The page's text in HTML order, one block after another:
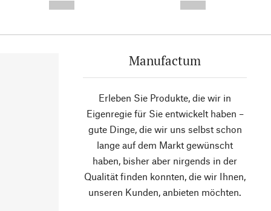
Manufactum
Erleben Sie Produkte, die wir in
Eigenregie für Sie entwickelt haben –
gute Dinge, die wir uns selbst schon
lange auf dem Markt gewünscht
haben, bisher aber nirgends in der
Qualität finden konnten, die wir Ihnen,
unseren Kunden, anbieten möchten.